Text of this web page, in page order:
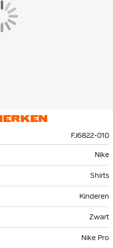
FJ6822-010
Nike
Shirts
Kinderen
Zwart
Nike Pro